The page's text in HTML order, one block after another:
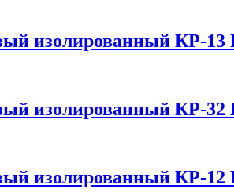
изолированный КР-13
изолированный КР-32
изолированный КР-12